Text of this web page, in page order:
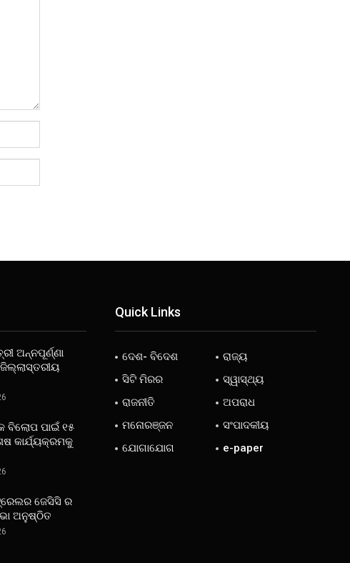
ଅନ୍ନପୂର୍ଣ୍ଣା
ବିଲୋପ ପାଇଁ ୧୫
କାର୍ଯ୍ୟକ୍ରମକୁ
ଜେସିସି ର
ଅନୁଷ୍ଠିତ
Quick Links
ଦେଶ- ବିଦେଶ
ରାଜ୍ୟ
ସିଟି ମିରର
ସ୍ୱାସ୍ଥ୍ୟ
ରାଜନୀତି
ଅପରାଧ
ମନୋରଞ୍ଜନ
ସଂପାଦକୀୟ
ଯୋଗାଯୋଗ
e-paper